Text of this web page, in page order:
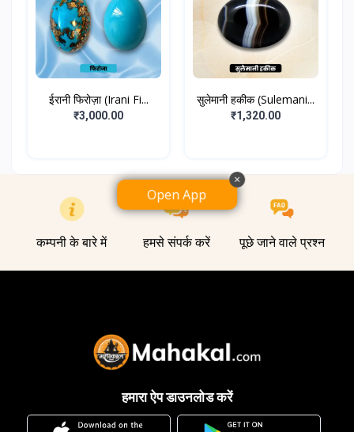
ईरानी फिरोज़ा (Irani Fi...
₹3,000.00
सुलेमानी हकीक (Sulemani...
₹1,320.00
कम्पनी के बारे में हमसे संपर्क करें पूछे जाने वाले प्रश्न
हमारा ऐप डाउनलोड करें
Open App
×